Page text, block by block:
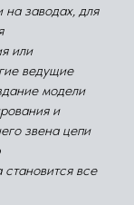
заводах, для
или
ведущие
модели
и
звена цепи
все